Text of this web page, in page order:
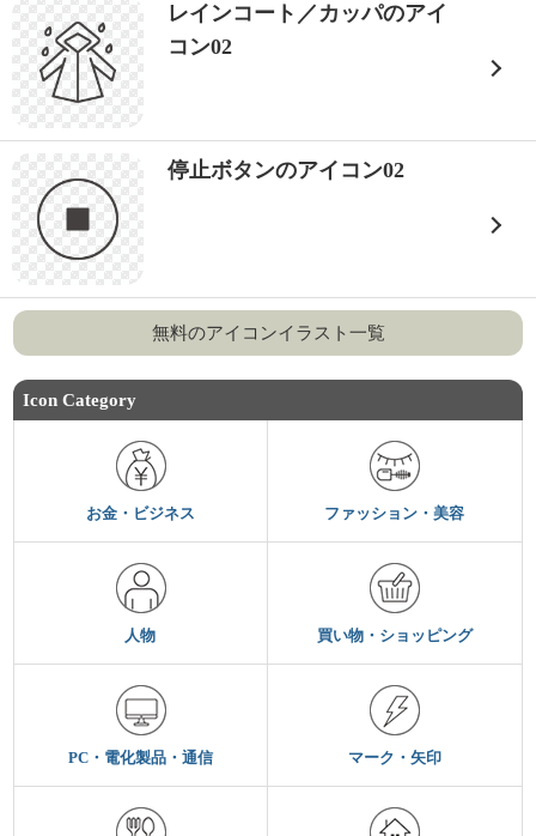
レインコート／カッパのアイ
コン02
停止ボタンのアイコン02
無料のアイコンイラスト一覧
Icon Category
お金・ビジネス ファッション・美容
人物 買い物・ショッピング
PC・電化製品・通信 マーク・矢印